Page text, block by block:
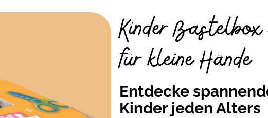
Kinder
für kleine Hände
Entdecke
Kinder jeden Alters
auf meinem Endgerät
werden. Weitere Details
datenschutz/. Ein
Wirkung für die Zukunft